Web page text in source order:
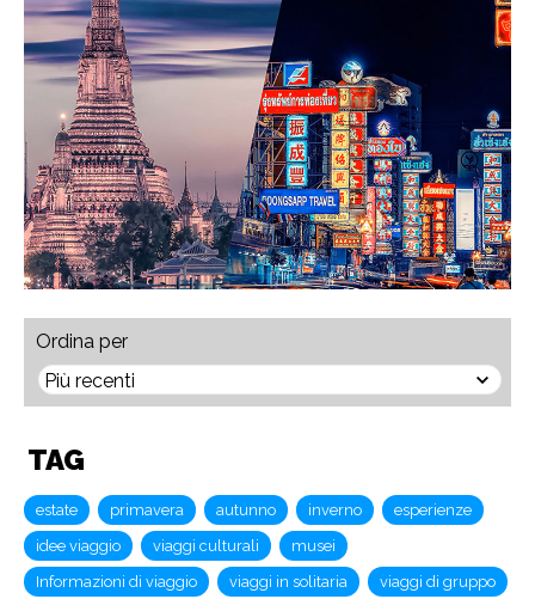
Ordina per
TAG
estate primavera autunno inverno
esperienze
idee viaggio
viaggi culturali
musei
Informazioni di viaggio
viaggi in solitaria
viaggi di gruppo